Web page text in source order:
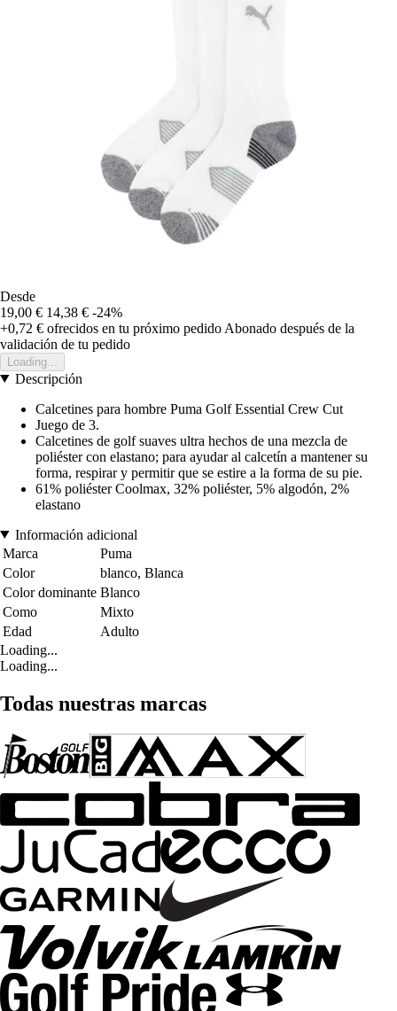
Desde
19,00 € 14,38 € -24%
+0,72 € ofrecidos en tu próximo pedido Abonado después de la
validación de tu pedido
Loading...
Descripción
Calcetines para hombre Puma Golf Essential Crew Cut
Juego de 3.
Calcetines de golf suaves ultra hechos de una mezcla de
poliéster con elastano; para ayudar al calcetín a mantener su
forma, respirar y permitir que se estire a la forma de su pie.
61% poliéster Coolmax, 32% poliéster, 5% algodón, 2%
elastano
Información adicional
Marca
Puma
Color
blanco, Blanca
Color dominante Blanco
Como
Mixto
Edad
Adulto
Loading...
Loading...
Todas nuestras marcas